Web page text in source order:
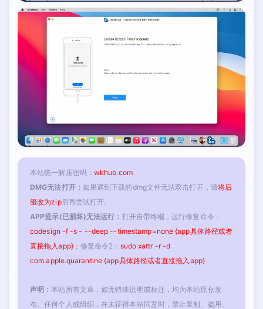
本站统一解压密码： wkhub.com
DMG无法打开： 如果遇到下载的dmg文件无法双击打开，请将后
缀改为zip后再尝试打开。
APP提示(已损坏)无法运行： 打开自带终端，运行修复命令：
codesign -f -s - --deep --timestamp=none {app具体路径或者
直接拖入app}；修复命令2： sudo xattr -r -d
com.apple.quarantine {app具体路径或者直接拖入app}
声明：本站所有文章，如无特殊说明或标注，均为本站原创发
布。任何个人或组织，在未征得本站同意时，禁止复制、盗用、